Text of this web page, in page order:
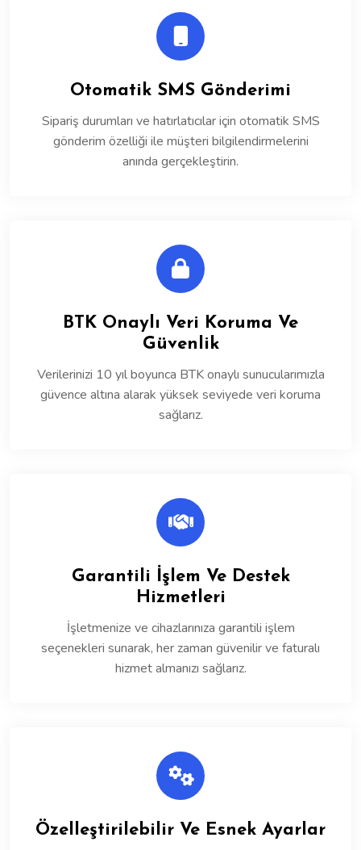
Otomatik SMS Gönderimi
Sipariş durumları ve hatırlatıcılar için otomatik SMS
gönderim özelliği ile müşteri bilgilendirmelerini
anında gerçekleştirin.
BTK Onaylı Veri Koruma Ve
Güvenlik
Verilerinizi 10 yıl boyunca BTK onaylı sunucularımızla
güvence altına alarak yüksek seviyede veri koruma
sağlarız.
Garantili İşlem Ve Destek
Hizmetleri
İşletmenize ve cihazlarınıza garantili işlem
seçenekleri sunarak, her zaman güvenilir ve faturalı
hizmet almanızı sağlarız.
Özelleştirilebilir Ve Esnek Ayarlar